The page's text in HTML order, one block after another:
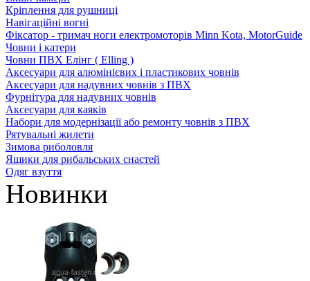
Кріплення для рушниці
Навігаційні вогні
Фіксатор - тримач ноги електромоторів Minn Kota, MotorGuide
Човни і катери
Човни ПВХ Елінг ( Elling )
Аксесуари для алюмінієвих і пластикових човнів
Аксесуари для надувних човнів з ПВХ
Фурнітура для надувних човнів
Аксесуари для каяків
Набори для модернізації або ремонту човнів з ПВХ
Рятувальні жилети
Зимова риболовля
Ящики для рибальських снастей
Одяг взуття
Новинки